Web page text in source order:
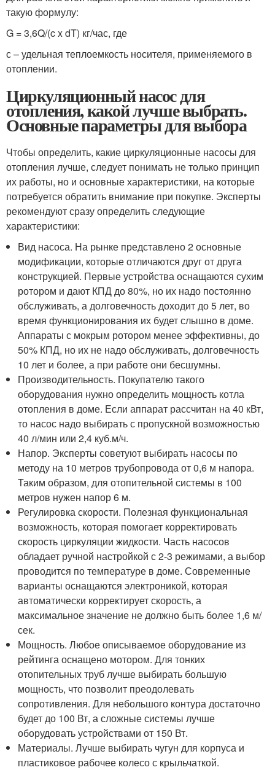
такую формулу:
G = 3,6Q/(c x dT) кг/час, где
с – удельная теплоемкость носителя, применяемого в
отоплении.
Циркуляционный насос для
отопления, какой лучше выбрать.
Основные параметры для выбора
Чтобы определить, какие циркуляционные насосы для
отопления лучше, следует понимать не только принцип
их работы, но и основные характеристики, на которые
потребуется обратить внимание при покупке. Эксперты
рекомендуют сразу определить следующие
характеристики:
Вид насоса. На рынке представлено 2 основные
модификации, которые отличаются друг от друга
конструкцией. Первые устройства оснащаются сухим
ротором и дают КПД до 80%, но их надо постоянно
обслуживать, а долговечность доходит до 5 лет, во
время функционирования их будет слышно в доме.
Аппараты с мокрым ротором менее эффективны, до
50% КПД, но их не надо обслуживать, долговечность
10 лет и более, а при работе они бесшумны.
Производительность. Покупателю такого
оборудования нужно определить мощность котла
отопления в доме. Если аппарат рассчитан на 40 кВт,
то насос надо выбирать с пропускной возможностью
40 л/мин или 2,4 куб.м/ч.
Напор. Эксперты советуют выбирать насосы по
методу на 10 метров трубопровода от 0,6 м напора.
Таким образом, для отопительной системы в 100
метров нужен напор 6 м.
Регулировка скорости. Полезная функциональная
возможность, которая помогает корректировать
скорость циркуляции жидкости. Часть насосов
обладает ручной настройкой с 2-3 режимами, а выбор
проводится по температуре в доме. Современные
варианты оснащаются электроникой, которая
автоматически корректирует скорость, а
максимальное значение не должно быть более 1,6 м/
сек.
Мощность. Любое описываемое оборудование из
рейтинга оснащено мотором. Для тонких
отопительных труб лучше выбирать большую
мощность, что позволит преодолевать
сопротивления. Для небольшого контура достаточно
будет до 100 Вт, а сложные системы лучше
оборудовать устройствами от 150 Вт.
Материалы. Лучше выбирать чугун для корпуса и
пластиковое рабочее колесо с крыльчаткой.